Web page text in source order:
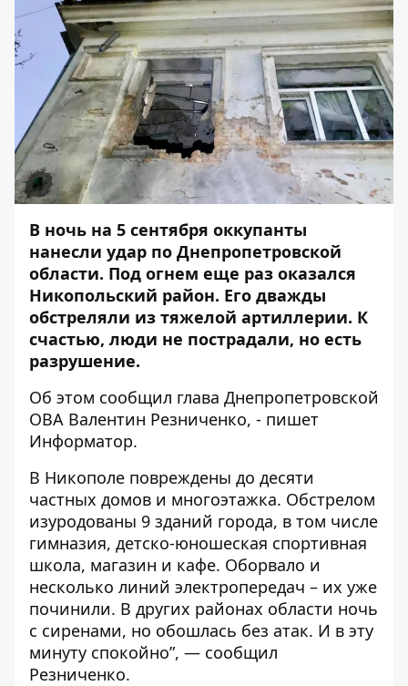
В ночь на 5 сентября оккупанты
нанесли удар по Днепропетровской
области. Под огнем еще раз оказался
Никопольский район. Его дважды
обстреляли из тяжелой артиллерии. К
счастью, люди не пострадали, но есть
разрушение.
Об этом сообщил глава Днепропетровской
ОВА Валентин Резниченко, - пишет
Информатор.
В Никополе повреждены до десяти
частных домов и многоэтажка. Обстрелом
изуродованы 9 зданий города, в том числе
гимназия, детско-юношеская спортивная
школа, магазин и кафе. Оборвало и
несколько линий электропередач – их уже
починили. В других районах области ночь
с сиренами, но обошлась без атак. И в эту
минуту спокойно”, — сообщил
Резниченко.